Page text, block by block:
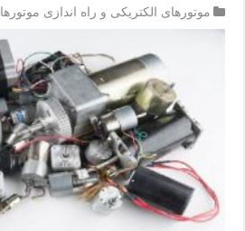
موتورهای الکتریکی و راه اندازی موتورها